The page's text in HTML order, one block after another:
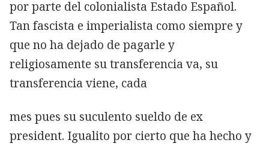
por parte del colonialista Estado Español.
Tan fascista e imperialista como siempre y
que no ha dejado de pagarle y
religiosamente su transferencia va, su
transferencia viene, cada
mes pues su suculento sueldo de ex
president. Igualito por cierto que ha hecho y